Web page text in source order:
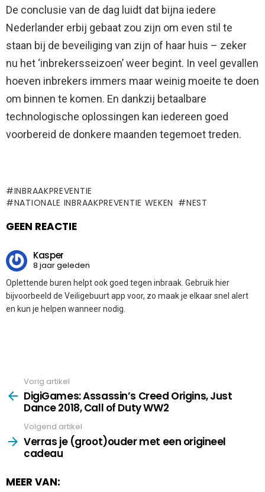
De conclusie van de dag luidt dat bijna iedere
Nederlander erbij gebaat zou zijn om even stil te
staan bij de beveiliging van zijn of haar huis – zeker
nu het ‘inbrekersseizoen’ weer begint. In veel gevallen
hoeven inbrekers immers maar weinig moeite te doen
om binnen te komen. En dankzij betaalbare
technologische oplossingen kan iedereen goed
voorbereid de donkere maanden tegemoet treden.
INBRAAKPREVENTIE
NATIONALE INBRAAKPREVENTIE WEKEN
NEST
GEEN REACTIE
Kasper
8 jaar geleden
Oplettende buren helpt ook goed tegen inbraak. Gebruik hier
bijvoorbeeld de Veiligebuurt app voor, zo maak je elkaar snel alert
en kun je helpen wanneer nodig.
more
Vorig artikel
DigiGames: Assassin’s Creed Origins, Just
Dance 2018, Call of Duty WW2
Volgend artikel
Verras je (groot)ouder met een origineel
cadeau
MEER VAN: